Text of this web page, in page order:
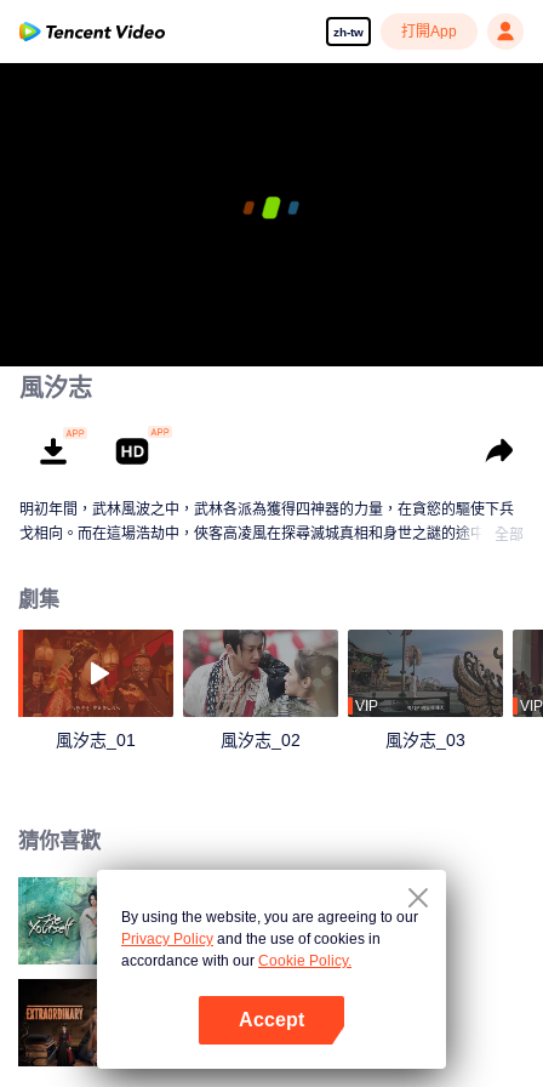
zh-tw 打開App
風汐志
明初年間，武林風波之中，武林各派為獲得四神器的力量，在貪慾的驅使下兵
戈相向。而在這場浩劫中，俠客高凌風在探尋滅城真相和身世之謎的途中與孫
同肩負起尋找神器以守護天下太平的重任。
全部
劇集
風汐志_01 風汐志_02
VIP
風汐志_03
VIP
猜你喜歡
逆天成仙
By using the website, you are agreeing to our
Privacy Policy and the use of cookies in
accordance with our Cookie Policy.
Accept